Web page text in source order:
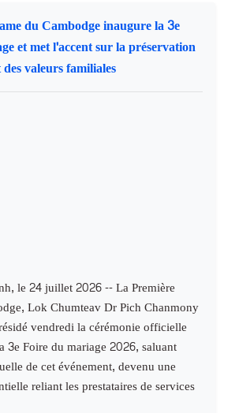
du Cambodge inaugure la 3e
et met l'accent sur la préservation
valeurs familiales
le 24 juillet 2026 -- La Première
Lok Chumteav Dr Pich Chanmony
vendredi la cérémonie officielle
3e Foire du mariage 2026, saluant
de cet événement, devenu une
reliant les prestataires de services